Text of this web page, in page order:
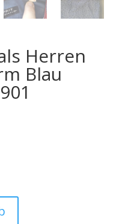
Herren
Blau